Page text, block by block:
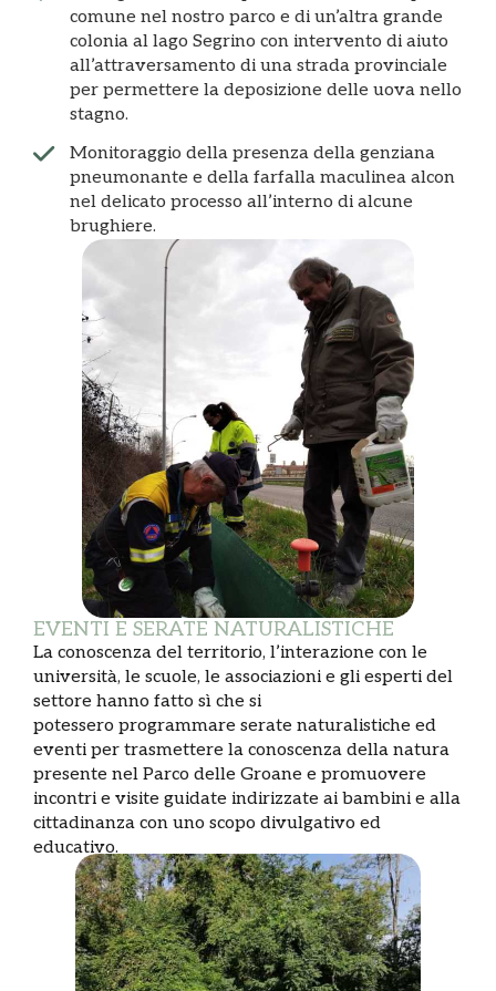
comune nel nostro parco e di un’altra grande
colonia al lago Segrino con intervento di aiuto
all’attraversamento di una strada provinciale
per permettere la deposizione delle uova nello
stagno.
Monitoraggio della presenza della genziana
pneumonante e della farfalla maculinea alcon
nel delicato processo all’interno di alcune
brughiere.
EVENTI E SERATE NATURALISTICHE
La conoscenza del territorio, l’interazione con le
università, le scuole, le associazioni e gli esperti del
settore hanno fatto sì che si
potessero programmare serate naturalistiche ed
eventi per trasmettere la conoscenza della natura
presente nel Parco delle Groane e promuovere
incontri e visite guidate indirizzate ai bambini e alla
cittadinanza con uno scopo divulgativo ed
educativo.